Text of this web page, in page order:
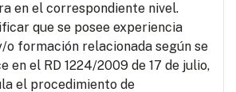
en el correspondiente nivel.
que se posee experiencia
o formación relacionada según se
en el RD 1224/2009 de 17 de julio,
el procedimiento de